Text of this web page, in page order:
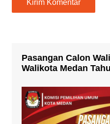
Pasangan Calon
Walikota Medan